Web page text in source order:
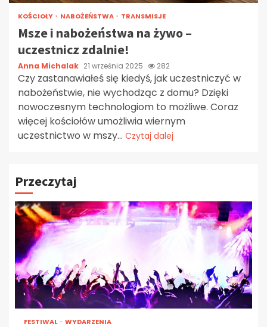
KOŚCIOŁY NABOŻEŃSTWA TRANSMISJE
Msze i nabożeństwa na żywo –
uczestnicz zdalnie!
Anna Michalak 21 września 2025 282
Czy zastanawiałeś się kiedyś, jak uczestniczyć w
nabożeństwie, nie wychodząc z domu? Dzięki
nowoczesnym technologiom to możliwe. Coraz
więcej kościołów umożliwia wiernym
uczestnictwo w mszy... Czytaj dalej
Przeczytaj
FESTIWAL WYDARZENIA